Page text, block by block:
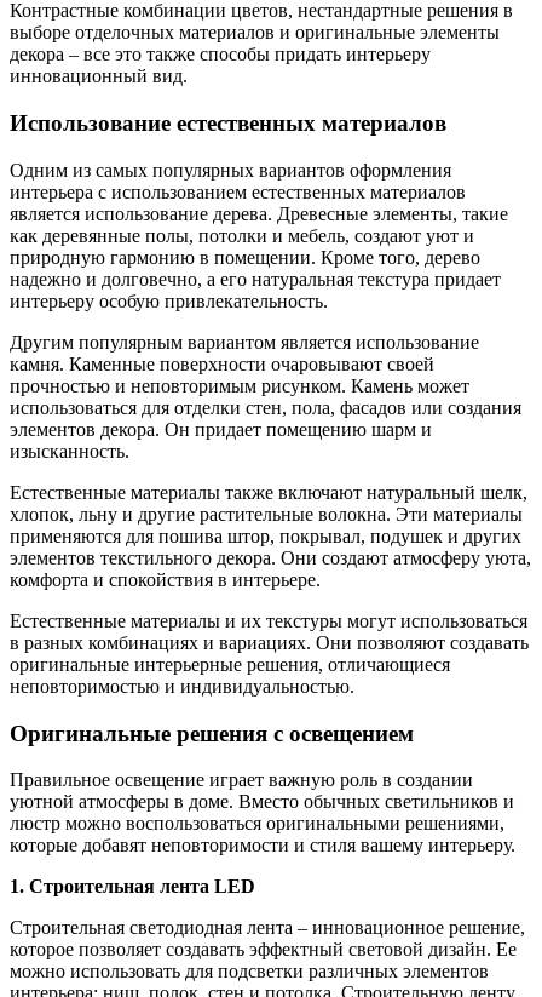
Контрастные комбинации цветов, нестандартные решения в
выборе отделочных материалов и оригинальные элементы
декора – все это также способы придать интерьеру
инновационный вид.
Использование естественных материалов
Одним из самых популярных вариантов оформления
интерьера с использованием естественных материалов
является использование дерева. Древесные элементы, такие
как деревянные полы, потолки и мебель, создают уют и
природную гармонию в помещении. Кроме того, дерево
надежно и долговечно, а его натуральная текстура придает
интерьеру особую привлекательность.
Другим популярным вариантом является использование
камня. Каменные поверхности очаровывают своей
прочностью и неповторимым рисунком. Камень может
использоваться для отделки стен, пола, фасадов или создания
элементов декора. Он придает помещению шарм и
изысканность.
Естественные материалы также включают натуральный шелк,
хлопок, льну и другие растительные волокна. Эти материалы
применяются для пошива штор, покрывал, подушек и других
элементов текстильного декора. Они создают атмосферу уюта,
комфорта и спокойствия в интерьере.
Естественные материалы и их текстуры могут использоваться
в разных комбинациях и вариациях. Они позволяют создавать
оригинальные интерьерные решения, отличающиеся
неповторимостью и индивидуальностью.
Оригинальные решения с освещением
Правильное освещение играет важную роль в создании
уютной атмосферы в доме. Вместо обычных светильников и
люстр можно воспользоваться оригинальными решениями,
которые добавят неповторимости и стиля вашему интерьеру.
1. Строительная лента LED
Строительная светодиодная лента – инновационное решение,
которое позволяет создавать эффектный световой дизайн. Ее
можно использовать для подсветки различных элементов